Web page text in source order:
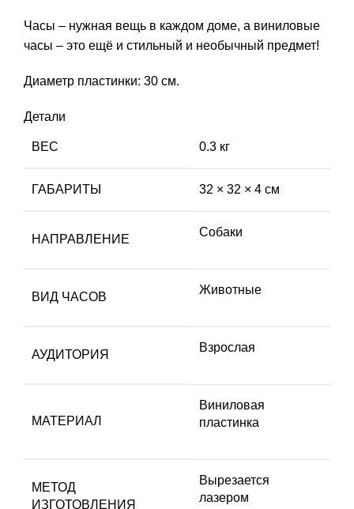
Часы – нужная вещь в каждом доме, а виниловые
часы – это ещё и стильный и необычный предмет!
Диаметр пластинки: 30 см.
Детали
ВЕС 0.3 кг
ГАБАРИТЫ 32 × 32 × 4 см
НАПРАВЛЕНИЕ
Собаки
ВИД ЧАСОВ
Животные
АУДИТОРИЯ
Взрослая
МАТЕРИАЛ
Виниловая
пластинка
МЕТОД
ИЗГОТОВЛЕНИЯ
Вырезается
лазером